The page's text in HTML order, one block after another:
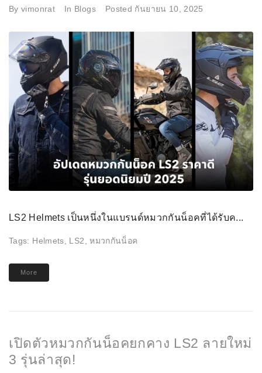
Byvimonrat In Blogs Posted กันยายน 10, 2025
LS2 Helmets เป็นหนึ่งในแบรนด์หมวกกันน็อคที่ได้รับค...
Tags: Helmets LS2 ,หมวกกันน็อค
More
เปิดตัวหมวกกันน็อคยกคาง LS2 ลายใหม่
3 รุ่นล่าสุด!